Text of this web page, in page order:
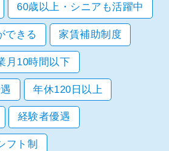
60歳以上・シニアも活躍中
できる 家賃補助制度
月10時間以下
年休120日以上
経験者優遇
フト制